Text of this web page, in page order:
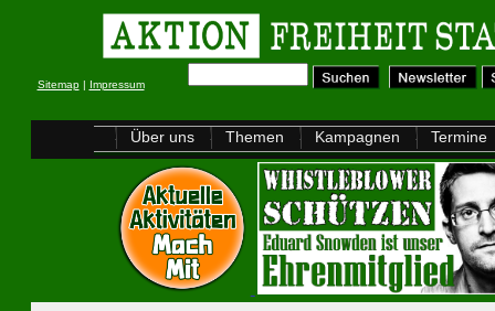
Sitemap| Impressum
Über uns Themen Kampagnen Termine